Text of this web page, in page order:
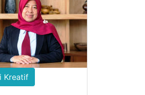
Kreatif